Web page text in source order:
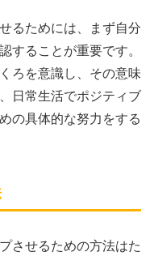
るためには、まず自分
することが重要です。
ろを意識し、その意味
日常生活でポジティブ
の具体的な努力をする
させるための方法はた